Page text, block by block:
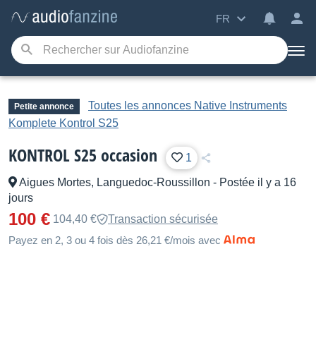
FR
Petite annonce
Toutes les annonces Native Instruments
Komplete Kontrol S25
KONTROL S25 occasion 1
Aigues Mortes, Languedoc-Roussillon - Postée il y a 16
jours
100 € 104,40 €
Transaction sécurisée
Payez en 2, 3 ou 4 fois dès 26,21 €/mois avec